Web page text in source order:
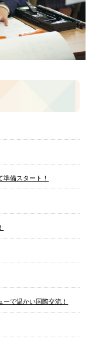
備スタート！
で温かい国際交流！